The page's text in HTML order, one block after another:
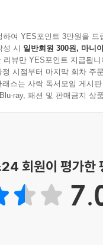
여 YES포인트 3만원을 드
성 시 일반회원 300원, 마니
뷰만 YES포인트 지급됩니
시점부터 마지막 회차 주
스는 사락 독서모임 게시
ray, 패션 및 판매금지 상
회원이 평가한